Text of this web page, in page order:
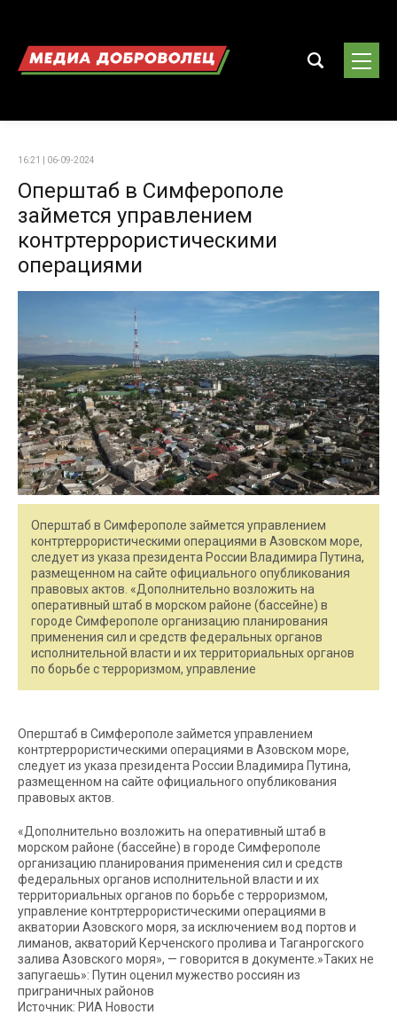
16:21 | 06-09-2024
Оперштаб в Симферополе
займется управлением
контртеррористическими
операциями
Оперштаб в Симферополе займется управлением
контртеррористическими операциями в Азовском море,
следует из указа президента России Владимира Путина,
размещенном на сайте официального опубликования
правовых актов. «Дополнительно возложить на
оперативный штаб в морском районе (бассейне) в
городе Симферополе организацию планирования
применения сил и средств федеральных органов
исполнительной власти и их территориальных органов
по борьбе с терроризмом, управление
Оперштаб в Симферополе займется управлением
контртеррористическими операциями в Азовском море,
следует из указа президента России Владимира Путина,
размещенном на сайте официального опубликования
правовых актов.
«Дополнительно возложить на оперативный штаб в
морском районе (бассейне) в городе Симферополе
организацию планирования применения сил и средств
федеральных органов исполнительной власти и их
территориальных органов по борьбе с терроризмом,
управление контртеррористическими операциями в
акватории Азовского моря, за исключением вод портов и
лиманов, акваторий Керченского пролива и Таганрогского
залива Азовского моря», — говорится в документе.»Таких не
запугаешь»: Путин оценил мужество россиян из
приграничных районов
Источник: РИА Новости